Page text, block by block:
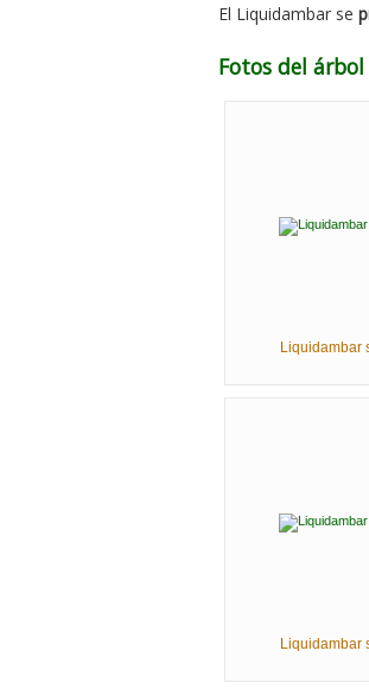
El Liquidambar se
Fotos del
Liquidambar
Liquidambar